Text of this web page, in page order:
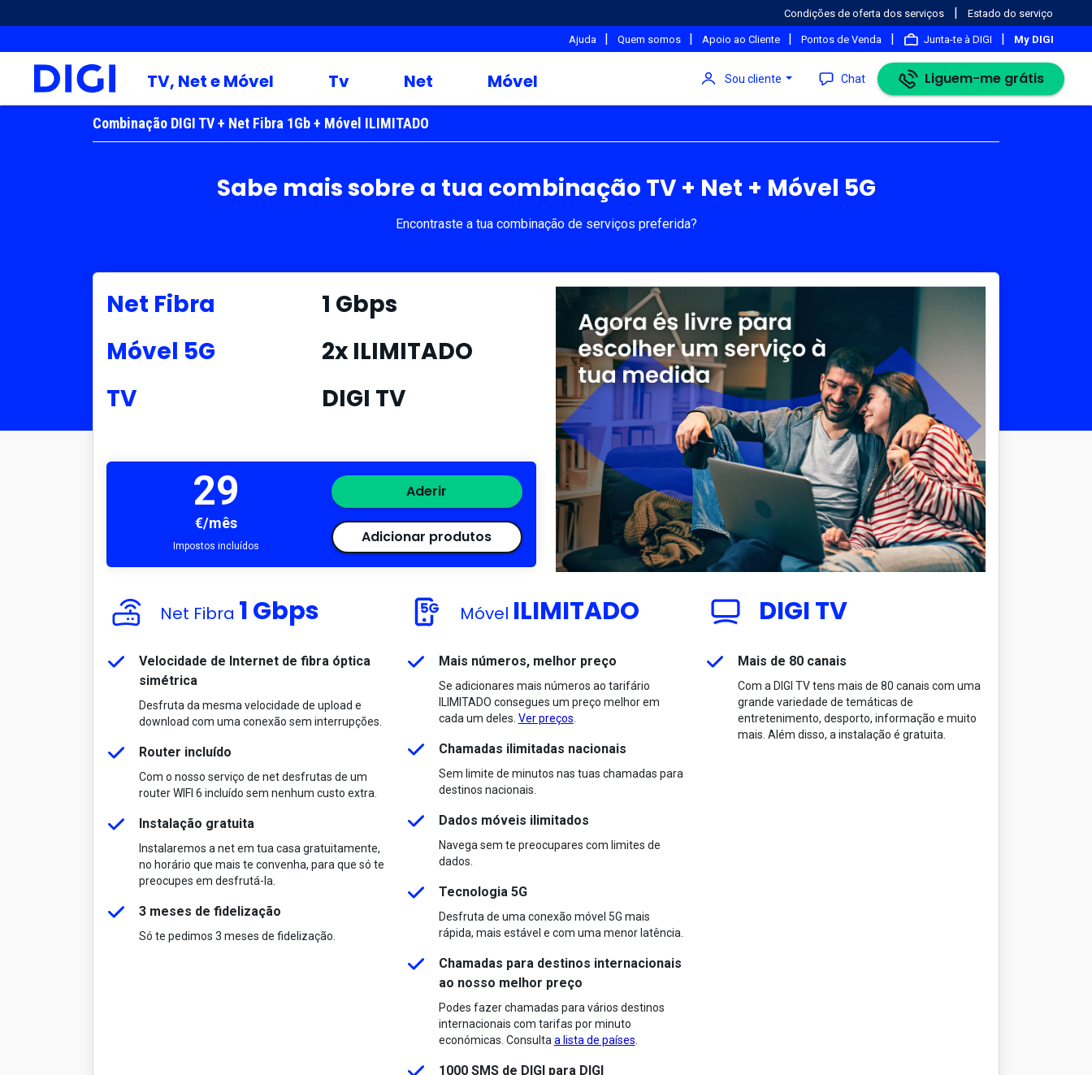
Condições de oferta dos serviços | Estado do serviço
Ajuda | Quem somos | Apoio ao Cliente | Pontos de Venda | Junta-te à DIGI | My DIGI
TV, Net e Móvel Tv Net Móvel Sou cliente Chat Liguem-me grátis
Combinação DIGI TV + Net Fibra 1Gb + Móvel ILIMITADO
Sabe mais sobre a tua combinação TV + Net + Móvel 5G
Encontraste a tua combinação de serviços preferida?
Net Fibra
1 Gbps
Móvel 5G
2x ILIMITADO
TV
DIGI TV
29
€/mês
Impostos incluídos
Aderir
Adicionar produtos
Net Fibra 1 Gbps
Velocidade de Internet de fibra óptica
simétrica
Desfruta da mesma velocidade de upload e
download com uma conexão sem interrupções.
Router incluído
Com o nosso serviço de net desfrutas de um
router WIFI 6 incluído sem nenhum custo extra.
Instalação gratuita
Instalaremos a net em tua casa gratuitamente,
no horário que mais te convenha, para que só te
preocupes em desfrutá-la.
3 meses de fidelização
Só te pedimos 3 meses de fidelização.
Móvel ILIMITADO
Mais números, melhor preço
Se adicionares mais números ao tarifário
ILIMITADO consegues um preço melhor em
cada um deles. Ver preços
Chamadas ilimitadas nacionais
Sem limite de minutos nas tuas chamadas para
destinos nacionais.
Dados móveis ilimitados
Navega sem te preocupares com limites de
dados.
Tecnologia 5G
Desfruta de uma conexão móvel 5G mais
rápida, mais estável e com uma menor latência.
Chamadas para destinos internacionais
ao nosso melhor preço
Podes fazer chamadas para vários destinos
internacionais com tarifas por minuto
económicas. Consulta a lista de países
1000 SMS de DIGI para DIGI
DIGI TV
Mais de 80 canais
Com a DIGI TV tens mais de 80 canais com uma
grande variedade de temáticas de
entretenimento, desporto, informação e muito
mais. Além disso, a instalação é gratuita.